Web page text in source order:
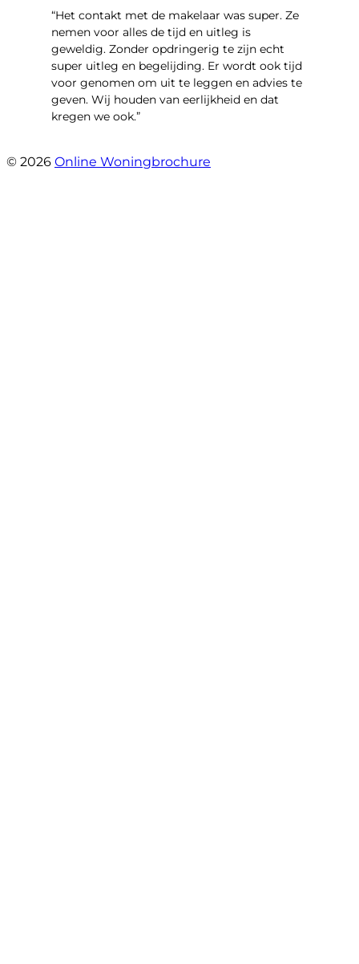
“Het contakt met de makelaar was super. Ze
nemen voor alles de tijd en uitleg is
geweldig. Zonder opdringerig te zijn echt
super uitleg en begelijding. Er wordt ook tijd
voor genomen om uit te leggen en advies te
geven. Wij houden van eerlijkheid en dat
kregen we ook.”
© 2026 Online Woningbrochure